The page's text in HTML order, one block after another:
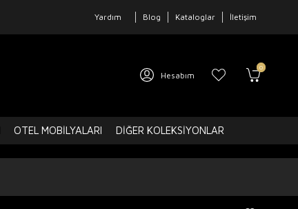
Yardım Blog Kataloglar İletişim
Hesabım
0
OTEL MOBILYALARI DIĞER KOLEKSIYONLAR